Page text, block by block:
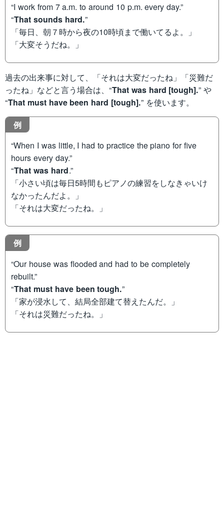
“I work from 7 a.m. to around 10 p.m. every day.”
“That sounds hard.”
「毎日、朝７時から夜の10時頃まで働いてるよ。」
「大変そうだね。」
過去の出来事に対して、「それは大変だったね」「災難だ
ったね」などと言う場合は、“That was hard [tough].” や
“That must have been hard [tough].” を使います。
例
“When I was little, I had to practice the piano for five
hours every day.”
“That was hard.”
「小さい頃は毎日5時間もピアノの練習をしなきゃいけ
なかったんだよ。」
「それは大変だったね。」
例
“Our house was flooded and had to be completely
rebuilt.”
“That must have been tough.”
「家が浸水して、結局全部建て替えたんだ。」
「それは災難だったね。」